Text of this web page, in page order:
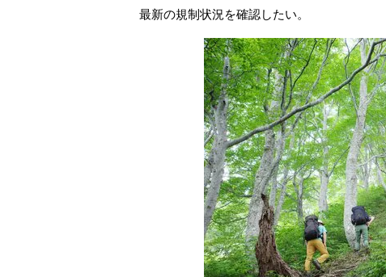
最新の規制状況を確認したい。
低山カ